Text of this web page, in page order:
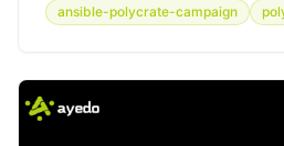
ansible-polycrate-campaign